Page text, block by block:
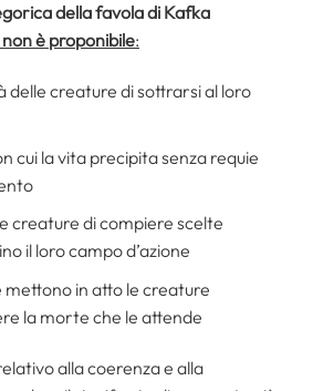
della favola di Kafka
non è proponibile:
delle creature di sottrarsi al loro
cui la vita precipita senza requie
creature di compiere scelte
il loro campo d’azione
mettono in atto le creature
la morte che le attende
alla coerenza e alla